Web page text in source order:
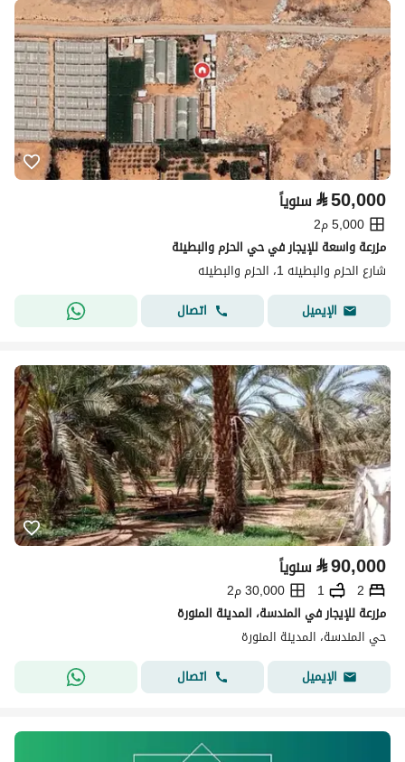
⃁50,000 سنوياً
5,000 م2
مزرعة واسعة للإيجار في حي الحزم والبطينة
شارع الحزم والبطينه 1، الحزم والبطينه
الإيميل
اتصال
⃁90,000 سنوياً
2
1
30,000 م2
مزرعة للإيجار في المندسة، المدينة المنورة
حي المندسة، المدينة المنورة
الإيميل
اتصال